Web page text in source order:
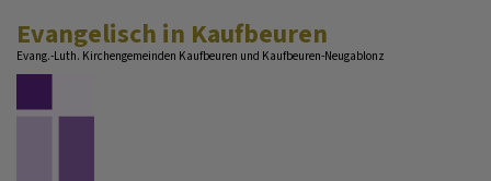
zum
Inhalt
Evangelisch in Kaufbeuren
Evang.-Luth. Kirchengemeinden Kaufbeuren und Kaufbeuren-Neugablonz